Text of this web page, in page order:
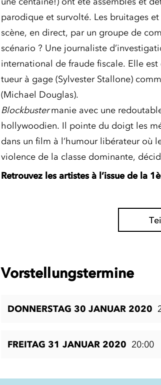
parodique et survolté. Les bruitages
scène, en direct, par un groupe de
scénario ? Une journaliste
international de fraude fiscale. Elle
tueur à gage (Sylvester Stallone)
(Michael Douglas).
Blockbustermanie avec une
hollywoodien. Il pointe du doigt les
dans un film à l’humour libérateur où
violence de la classe dominante,
Retrouvezles artistes à l’issue de la
Vorstellungstermine
DONNERSTAG 30 JANUAR 2020
FREITAG 31 JANUAR 2020 20:00